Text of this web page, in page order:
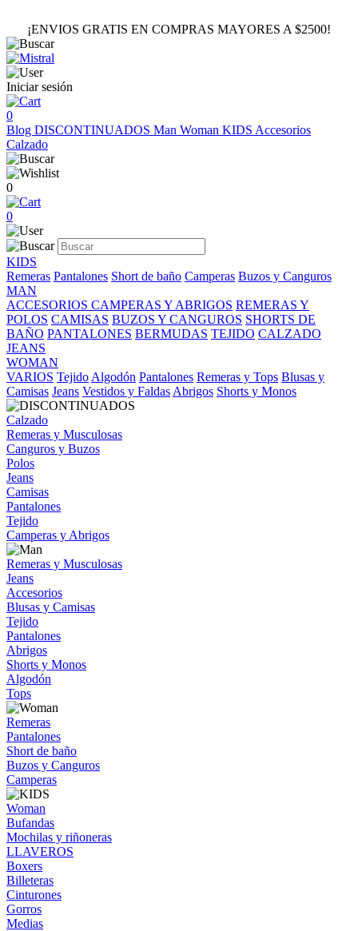
¡ENVIOS GRATIS EN COMPRAS MAYORES A $2500!
Iniciar sesión
0
Blog DISCONTINUADOS Man Woman KIDS Accesorios
Calzado
0
0
KIDS
Remeras Pantalones Short de baño Camperas Buzos y Canguros
MAN
ACCESORIOS CAMPERAS Y ABRIGOS REMERAS Y
POLOS CAMISAS BUZOS Y CANGUROS SHORTS DE
BAÑO PANTALONES BERMUDAS TEJIDO CALZADO
JEANS
WOMAN
VARIOS Tejido Algodón Pantalones Remeras y Tops Blusas y
Camisas Jeans Vestidos y Faldas Abrigos Shorts y Monos
Calzado
Remeras y Musculosas
Canguros y Buzos
Polos
Jeans
Camisas
Pantalones
Tejido
Camperas y Abrigos
Remeras y Musculosas
Jeans
Accesorios
Blusas y Camisas
Tejido
Pantalones
Abrigos
Shorts y Monos
Algodón
Tops
Remeras
Pantalones
Short de baño
Buzos y Canguros
Camperas
Woman
Bufandas
Mochilas y riñoneras
LLAVEROS
Boxers
Billeteras
Cinturones
Gorros
Medias